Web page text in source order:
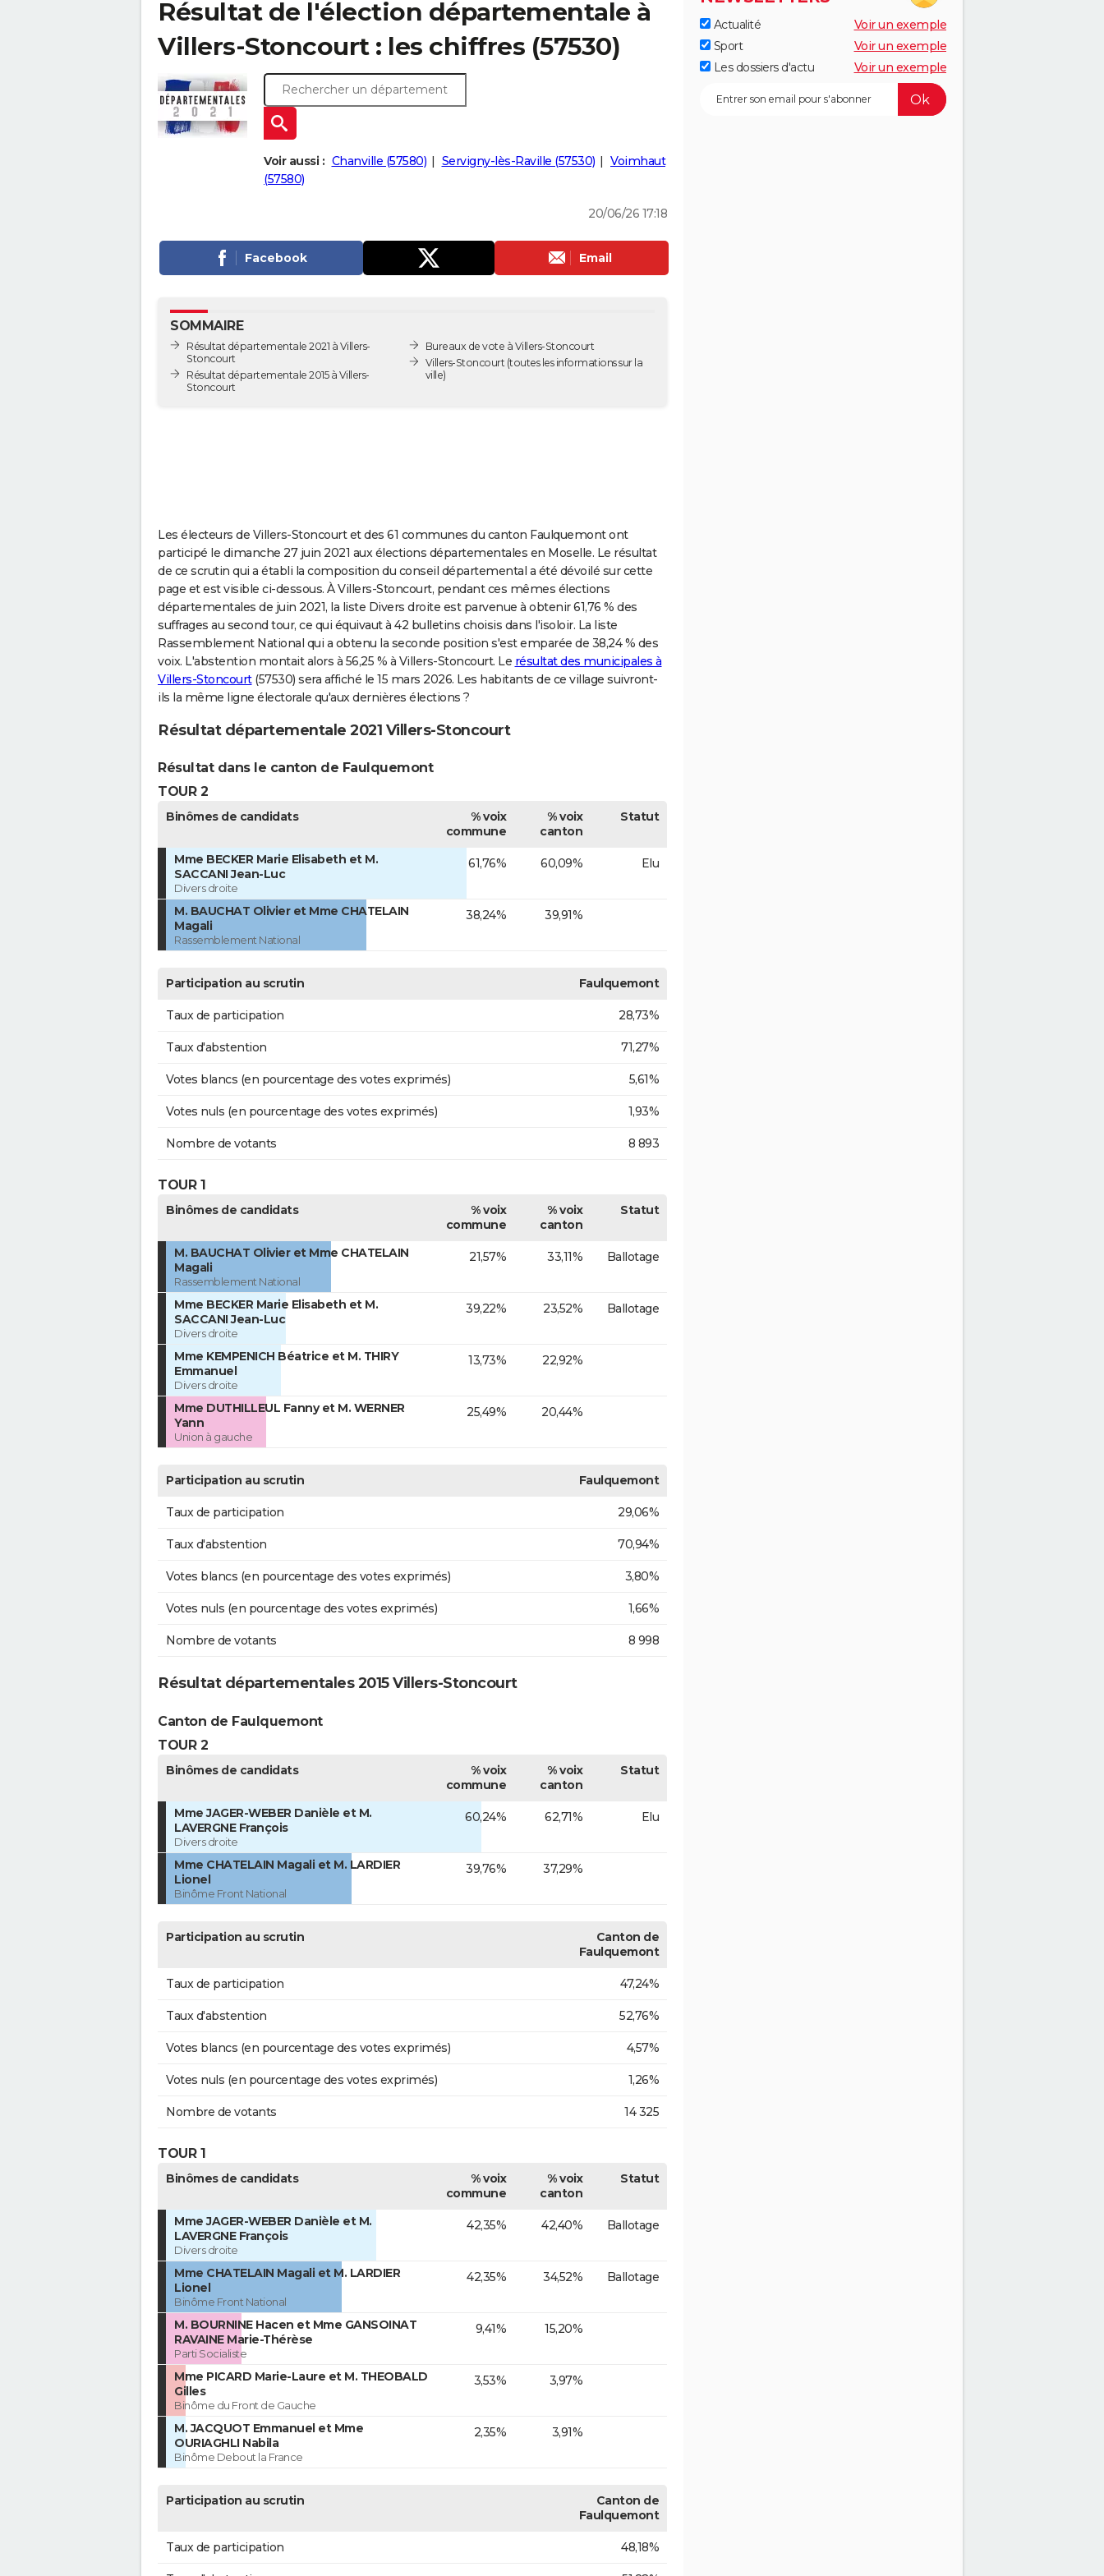
Résultat de l'élection départementale à
Villers-Stoncourt : les chiffres (57530)
Voir aussi : Chanville (57580) Servigny-lès-Raville (57530)
Voimhaut
(57580)
20/06/26 17:18
Facebook Email
SOMMAIRE
Résultat départementale 2021 à Villers-
Stoncourt
Résultat départementale 2015 à Villers-
Stoncourt
Bureaux de vote à Villers-Stoncourt
Villers-Stoncourt (toutes les informations sur la
ville)
Les électeurs de Villers-Stoncourt et des 61 communes du canton Faulquemont ont
participé le dimanche 27 juin 2021 aux élections départementales en Moselle. Le résultat
de ce scrutin qui a établi la composition du conseil départemental a été dévoilé sur cette
page et est visible ci-dessous. À Villers-Stoncourt, pendant ces mêmes élections
départementales de juin 2021, la liste Divers droite est parvenue à obtenir 61,76 % des
suffrages au second tour, ce qui équivaut à 42 bulletins choisis dans l'isoloir. La liste
Rassemblement National qui a obtenu la seconde position s'est emparée de 38,24 % des
voix. L'abstention montait alors à 56,25 % à Villers-Stoncourt. Le résultat des municipales à
Villers-Stoncourt(57530) sera affiché le 15 mars 2026. Les habitants de ce village suivront-
ils la même ligne électorale qu'aux dernières élections ?
Résultat départementale 2021 Villers-Stoncourt
Résultat dans le canton de Faulquemont
TOUR 2
Binômes de candidats
% voix
commune
% voix
canton
Statut
Mme BECKER Marie Elisabeth et M.
SACCANI Jean-Luc
Divers droite
61,76% 60,09% Elu
M. BAUCHAT Olivier et Mme CHATELAIN
Magali
Rassemblement National
38,24% 39,91%
Participation au scrutin Faulquemont
Taux de participation 28,73%
Taux d'abstention 71,27%
Votes blancs (en pourcentage des votes exprimés) 5,61%
Votes nuls (en pourcentage des votes exprimés) 1,93%
Nombre de votants 8 893
TOUR 1
Binômes de candidats
% voix
commune
% voix
canton
Statut
M. BAUCHAT Olivier et Mme CHATELAIN
Magali
Rassemblement National
21,57% 33,11% Ballotage
Mme BECKER Marie Elisabeth et M.
SACCANI Jean-Luc
Divers droite
39,22% 23,52% Ballotage
Mme KEMPENICH Béatrice et M. THIRY
Emmanuel
Divers droite
13,73% 22,92%
Mme DUTHILLEUL Fanny et M. WERNER
Yann
Union à gauche
25,49% 20,44%
Participation au scrutin Faulquemont
Taux de participation 29,06%
Taux d'abstention 70,94%
Votes blancs (en pourcentage des votes exprimés) 3,80%
Votes nuls (en pourcentage des votes exprimés) 1,66%
Nombre de votants 8 998
Résultat départementales 2015 Villers-Stoncourt
Canton de Faulquemont
TOUR 2
Binômes de candidats
% voix
commune
% voix
canton
Statut
Mme JAGER-WEBER Danièle et M.
LAVERGNE François
Divers droite
60,24% 62,71% Elu
Mme CHATELAIN Magali et M. LARDIER
Lionel
Binôme Front National
39,76% 37,29%
Participation au scrutin
Canton de
Faulquemont
Taux de participation 47,24%
Taux d'abstention 52,76%
Votes blancs (en pourcentage des votes exprimés) 4,57%
Votes nuls (en pourcentage des votes exprimés) 1,26%
Nombre de votants 14 325
TOUR 1
Binômes de candidats
% voix
commune
% voix
canton
Statut
Mme JAGER-WEBER Danièle et M.
LAVERGNE François
Divers droite
42,35% 42,40% Ballotage
Mme CHATELAIN Magali et M. LARDIER
Lionel
Binôme Front National
42,35% 34,52% Ballotage
M. BOURNINE Hacen et Mme GANSOINAT
RAVAINE Marie-Thérèse
Parti Socialiste
9,41% 15,20%
Mme PICARD Marie-Laure et M. THEOBALD
Gilles
Binôme du Front de Gauche
3,53% 3,97%
M. JACQUOT Emmanuel et Mme
OURIAGHLI Nabila
Binôme Debout la France
2,35% 3,91%
Participation au scrutin
Canton de
Faulquemont
Taux de participation 48,18%
Actualité
Voir un exemple
Sport
Voir un exemple
Les dossiers d'actu
Voir un exemple